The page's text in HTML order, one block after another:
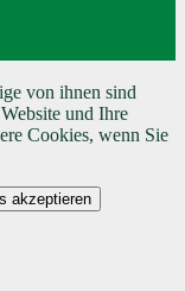
von ihnen sind
und Ihre
Cookies, wenn Sie
akzeptieren